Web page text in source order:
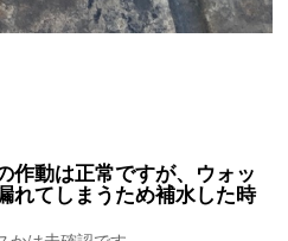
作動は正常ですが、ウォッ
れてしまうため補水した時